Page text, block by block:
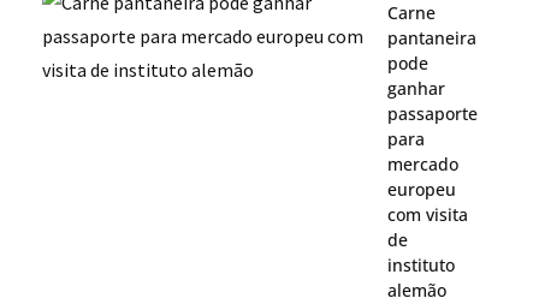
Carne
pantaneira
pode
ganhar
passaporte
para
mercado
europeu
com visita
de
instituto
alemão